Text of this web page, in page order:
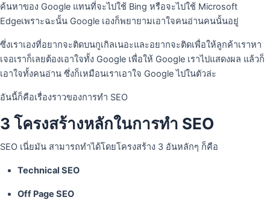
ค้นหาของ Google แทนที่จะไปใช้ Bing หรือจะไปใช้ Microsoft
Edgeเพราะฉะนั้น Google เองก็พยายามเอาใจคนอ่านคนนั้นอยู่
ซึ่งเราเองที่อยากจะติดบนกูเกิลเนอะและอยากจะติดเพื่อให้ลูกค้าเราหา
เจอเราก็เลยต้องเอาใจทั้ง Google เพื่อให้ Google เราไปแสดงผล แล้วก็
เอาใจทั้งคนอ่าน ซึ่งก็เหมือนเราเอาใจ Google ไปในตัวล่ะ
อันนี้ก็คือเรื่องราวของการทํา SEO
3 โครงสร้างหลักในการทำ SEO
SEO เนี่ยมัน สามารถทําได้โดยโครงสร้าง 3 อันหลักๆ ก็คือ
Technical SEO
Off Page SEO